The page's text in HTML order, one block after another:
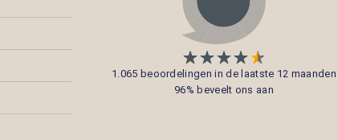
1.065 beoordelingen in de laatste 12 maanden
96% beveelt ons aan